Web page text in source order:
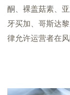
酮、裸盖菇素、
牙买加、哥斯达
律允许运营者在